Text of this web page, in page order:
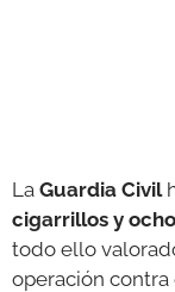
La Guardia Civil
cigarrillos y
todo ello
operación